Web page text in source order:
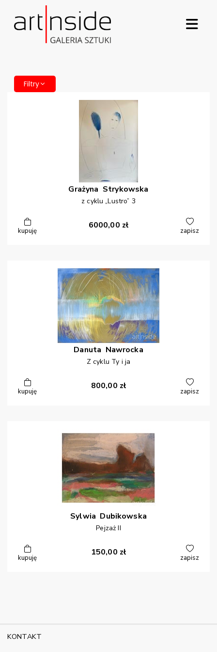
Filtry
Grażyna Strykowska
z cyklu „Lustro” 3
kupuję
6000,00 zł
zapisz
Danuta Nawrocka
Z cyklu Ty i ja
kupuję
800,00 zł
zapisz
Sylwia Dubikowska
Pejzaż II
kupuję
150,00 zł
zapisz
KONTAKT